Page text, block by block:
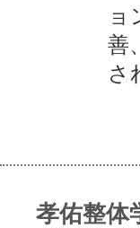
ョ
善
さ
孝佑整体